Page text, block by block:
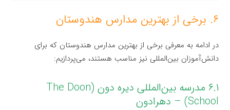
۶. برخی از بهترین مدارس هندوستان
در ادامه به معرفی برخی از بهترین مدارس هندوستان که برای
دانش‌آموزان بین‌المللی نیز مناسب هستند، می‌پردازیم:
۶.۱ مدرسه بین‌المللی دیره دون (The Doon
School) – دهرادون